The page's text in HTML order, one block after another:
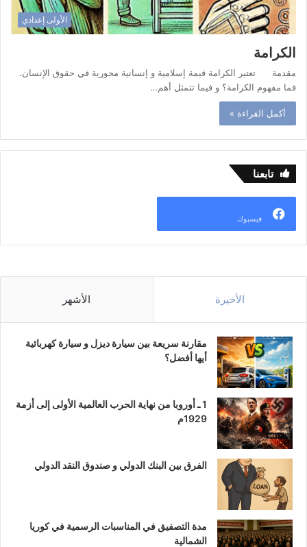
الأولى إعدادي
الكرامة
مقدمة تعتبر الكرامة قيمة إسلامية و إنسانية محورية في حقوق الإنسان.
فما مفهوم الكرامة؟ و فيما تتمثل أهم…
أكمل القراءة »
تابعنا
فيسبوك
الأخيرة الأشهر
مقارنة سريعة بين سيارة ديزل و سيارة كهربائية
أيها أفضل؟
1 ـ أوروبا من نهاية الحرب العالمية الأولى إلى أزمة
1929م
الفرق بين البنك الدولي و صندوق النقد الدولي
مدة التصفيق في المناسبات الرسمية في كوريا
الشمالية